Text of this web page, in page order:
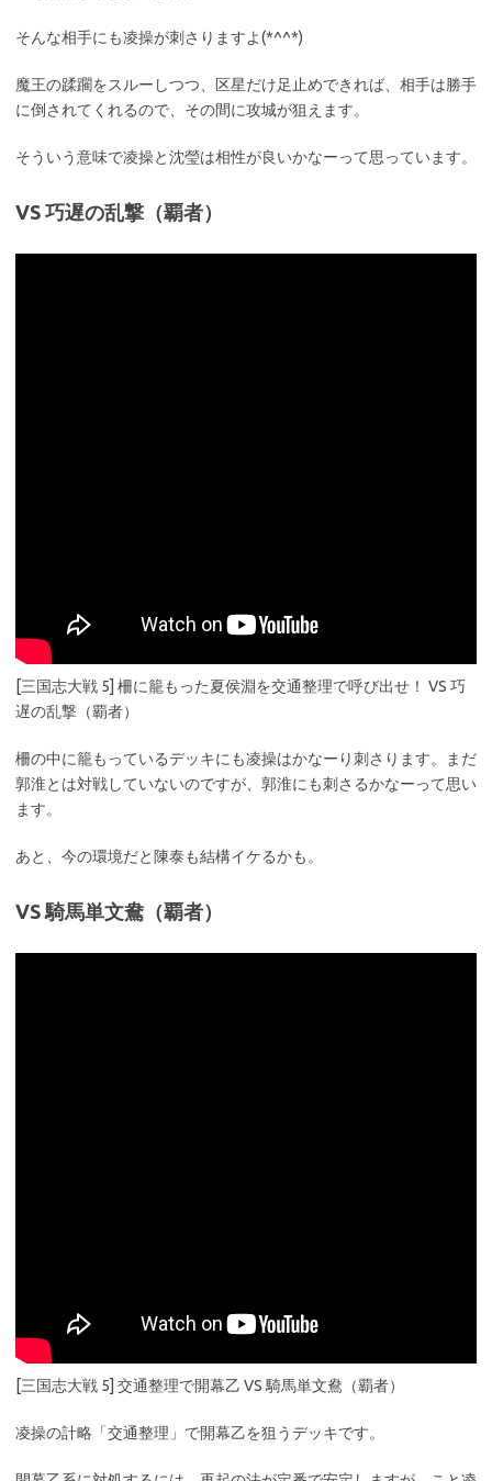
そんな相手にも凌操が刺さりますよ(*^^*)
魔王の蹂躙をスルーしつつ、区星だけ足止めできれば、相手は勝手
に倒されてくれるので、その間に攻城が狙えます。
そういう意味で凌操と沈瑩は相性が良いかなーって思っています。
VS 巧遅の乱撃（覇者）
[三国志大戦 5] 柵に籠もった夏侯淵を交通整理で呼び出せ！ VS 巧
遅の乱撃（覇者）
柵の中に籠もっているデッキにも凌操はかなーり刺さります。まだ
郭淮とは対戦していないのですが、郭淮にも刺さるかなーって思い
ます。
あと、今の環境だと陳泰も結構イケるかも。
VS 騎馬単文鴦（覇者）
[三国志大戦 5] 交通整理で開幕乙 VS 騎馬単文鴦（覇者）
凌操の計略「交通整理」で開幕乙を狙うデッキです。